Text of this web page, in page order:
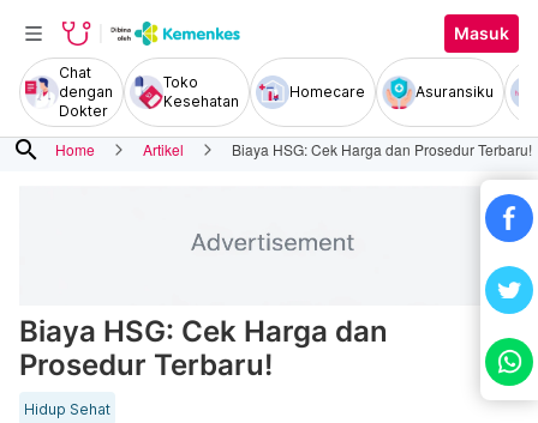
Masuk
Chat
dengan
Dokter
Toko
Kesehatan
Homecare Asuransiku
search Home Artikel Biaya HSG: Cek Harga dan Prosedur Terbaru!
Biaya HSG: Cek Harga dan
Prosedur Terbaru!
Hidup Sehat